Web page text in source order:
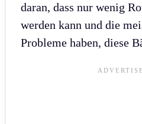
daran, dass nur wenig
werden kann und die
Probleme haben, diese